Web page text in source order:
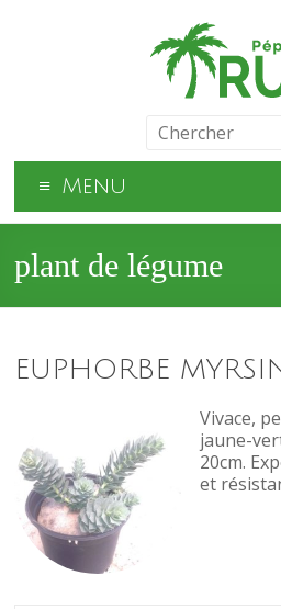
Menu
plant de légume
EUPHORBE
Vivace,
jaune-
20cm.
et